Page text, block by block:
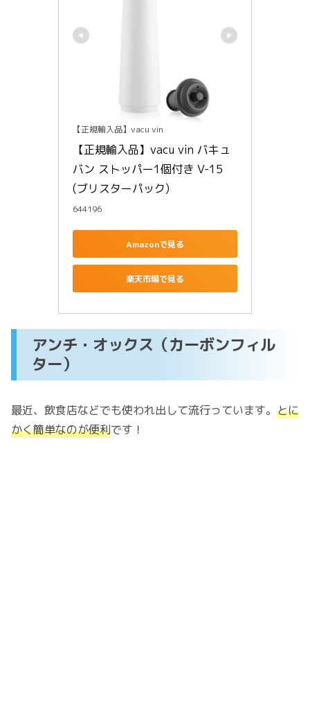
【正規輸入品】vacu vin
【正規輸入品】vacu vin バキュ
バン ストッパー1個付き V-15
(ブリスターパック)
644196
Amazonで見る
楽天市場で見る
アンチ・オックス（カーボンフィル
ター）
最近、飲食店などでも使われ出して流行っています。 とに
かく簡単なのが便利です！